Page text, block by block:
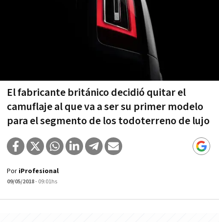
El fabricante británico decidió quitar el
camuflaje al que va a ser su primer modelo
para el segmento de los todoterreno de lujo
Por iProfesional
09/05/2018- 09:01hs